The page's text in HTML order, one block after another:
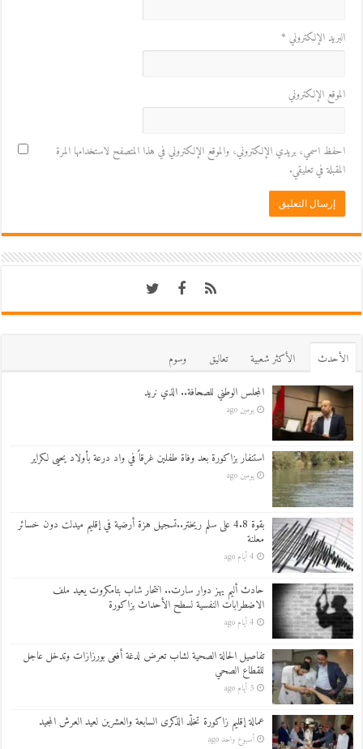
البريد الإلكتروني *
الموقع الإلكتروني
احفظ اسمي، بريدي الإلكتروني، والموقع الإلكتروني في هذا المتصفح لاستخدامها المرة
المقبلة في تعليقي.
اﻷحدث اﻷكثر شعبية تعاليق
وسوم
المجلس الوطني للصحافة.. الذي نريد
يومين ago
استنفار بزاكورة بعد وفاة طفلين غرقاً في واد درعة بأولاد يحيى لكراير
يومين ago
بقوة 4.8 على سلم ريختر..تسجيل هزة أرضية في إقليم ميدلت دون خسائر
معلنة
4 أيام ago
حادث أليم يهز دوار سارت.. انتحار شاب بتامكروت يعيد ملف
الاضطرابات النفسية لسطح الأحداث بزاكورة
4 أيام ago
تفاصيل الحالة الصحية لشاب تعرض لدغة أفعى بورزازات وتدخل عاجل
للقطاع الصحي
5 أيام ago
عمالة إقليم زاكورة تخلّد الذكرى السابعة والعشرين لعيد العرش المجيد
أسبوع واحد ago